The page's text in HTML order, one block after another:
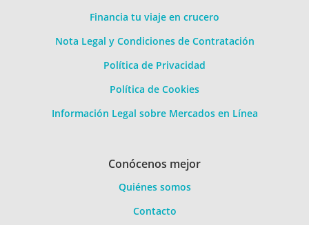
Financia tu viaje en crucero
Nota Legal y Condiciones de Contratación
Política de Privacidad
Política de Cookies
Información Legal sobre Mercados en Línea
Conócenos mejor
Quiénes somos
Contacto